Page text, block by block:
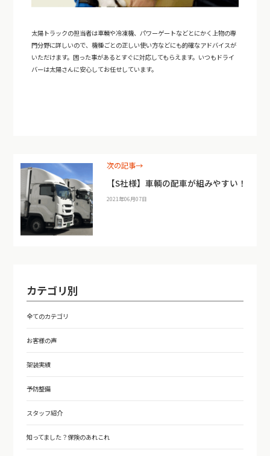
太陽トラックの担当者は車輌や冷凍機、パワーゲートなどとにかく上物の専
門分野に詳しいので、機種ごとの正しい使い方などにも的確なアドバイスが
いただけます。困った事があるとすぐに対応してもらえます。いつもドライ
バーは太陽さんに安心してお任せしています。
次の記事→
【S社様】車輌の配車が組みやすい！
2021年06月07日
カテゴリ別
全てのカテゴリ
お客様の声
架装実績
予防整備
スタッフ紹介
知ってました？保険のあれこれ